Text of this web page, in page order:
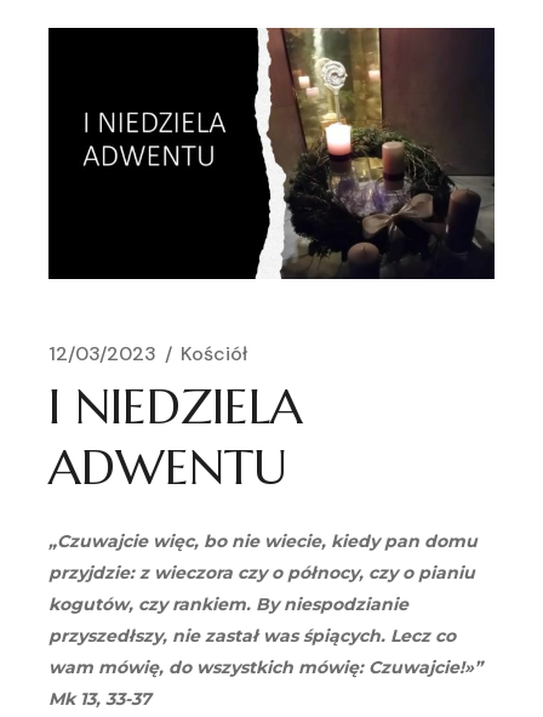
12/03/2023 Kościół
I NIEDZIELA
ADWENTU
„Czuwajcie więc, bo nie wiecie, kiedy pan domu
przyjdzie: z wieczora czy o północy, czy o pianiu
kogutów, czy rankiem. By niespodzianie
przyszedłszy, nie zastał was śpiących. Lecz co
wam mówię, do wszystkich mówię: Czuwajcie!»”
Mk 13, 33-37